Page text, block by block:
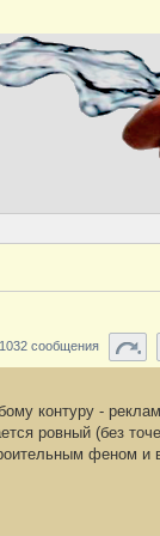
1032 сообщения
контуру -
ровный (без
феном